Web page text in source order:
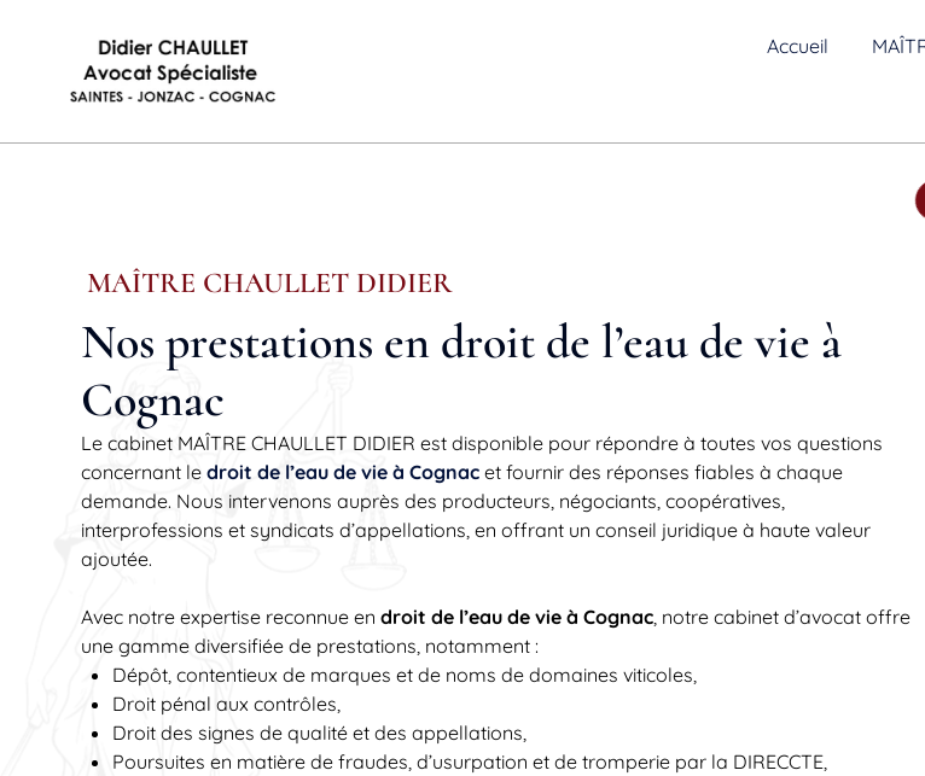
Accueil
MAÎTRE CHAULLET DIDIER
Nos prestations en droit de l’eau de vie à
Cognac
Le cabinet MAÎTRE CHAULLET DIDIER est disponible pour répondre à toutes vos questions
concernant le droit de l’eau de vie à Cognac et fournir des réponses fiables à chaque
demande. Nous intervenons auprès des producteurs, négociants, coopératives,
interprofessions et syndicats d’appellations, en offrant un conseil juridique à haute valeur
ajoutée.
Avec notre expertise reconnue en droit de l’eau de vie à Cognac, notre cabinet d’avocat offre
une gamme diversifiée de prestations, notamment :
Dépôt, contentieux de marques et de noms de domaines viticoles,
Droit pénal aux contrôles,
Droit des signes de qualité et des appellations,
Poursuites en matière de fraudes, d’usurpation et de tromperie par la DIRECCTE,